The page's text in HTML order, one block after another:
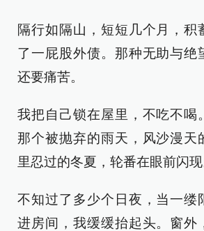
隔行如隔山，短短几个月，积
了一屁股外债。那种无助与绝
还要痛苦。
我把自己锁在屋里，不吃不喝
那个被抛弃的雨天，风沙漫天
里忍过的冬夏，轮番在眼前闪现
不知过了多少个日夜，当一缕
进房间，我缓缓抬起头。窗外